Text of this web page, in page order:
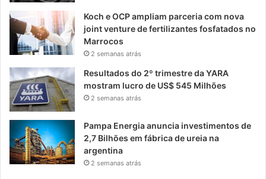
Koch e OCP ampliam parceria com nova
joint venture de fertilizantes fosfatados no
Marrocos
2 semanas atrás
Resultados do 2º trimestre da YARA
mostram lucro de US$ 545 Milhões
2 semanas atrás
Pampa Energia anuncia investimentos de
2,7 Bilhões em fábrica de ureia na
argentina
2 semanas atrás